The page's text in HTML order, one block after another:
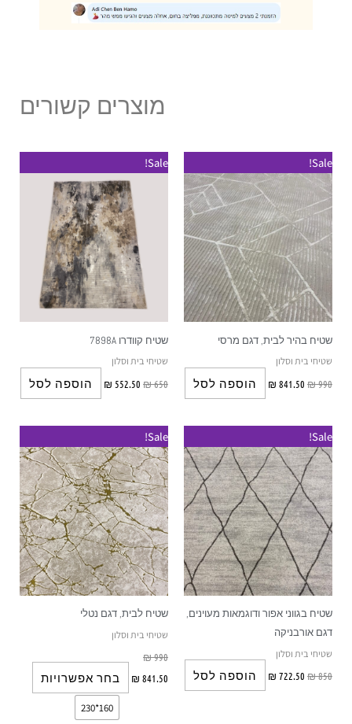
מוצרים קשורים
Sale!
שטיח בהיר לבית, דגם מרסי
שטיחי בית וסלון
₪990
₪ 841.50 הוספה לסל
Sale!
שטיח קוודרו 7898A
שטיחי בית וסלון
₪650
₪ 552.50 הוספה לסל
Sale!
שטיח בגווני אפור ודוגמאות מעוינים,
דגם אורבניקה
שטיחי בית וסלון
₪850
₪ 722.50 הוספה לסל
Sale!
שטיח לבית, דגם נטלי
שטיחי בית וסלון
₪990
₪ 841.50 בחר אפשרויות
זה
יש
מספר
סוגים.
ניתן
לבחור
את
160*230